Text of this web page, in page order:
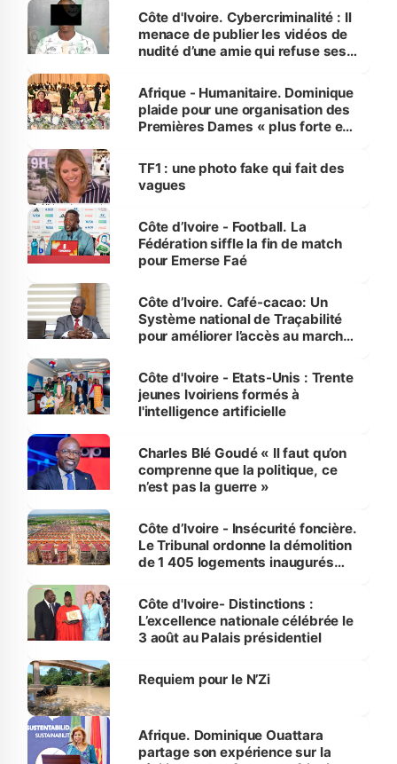
des Transports
Côte d'Ivoire. Cybercriminalité : Il
menace de publier les vidéos de
nudité d’une amie qui refuse ses
Afrique - Humanitaire. Dominique
plaide pour une organisation des
Premières Dames « plus forte et
sur la scène internationale »
TF1 : une photo fake qui fait des
vagues
Côte d’Ivoire - Football. La
Fédération siffle la fin de match
pour Emerse Faé
Côte d’Ivoire. Café-cacao: Un
Système national de Traçabilité
pour améliorer l’accès au marché
Côte d'Ivoire - Etats-Unis : Trente
jeunes Ivoiriens formés à
l'intelligence artificielle
Charles Blé Goudé « Il faut qu’on
comprenne que la politique, ce
n’est pas la guerre »
Côte d’Ivoire - Insécurité foncière.
Le Tribunal ordonne la démolition
de 1 405 logements inaugurés
Bassam
Côte d'Ivoire- Distinctions :
L’excellence nationale célébrée le
3 août au Palais présidentiel
Requiem pour le N’Zi
Afrique. Dominique Ouattara
partage son expérience sur la